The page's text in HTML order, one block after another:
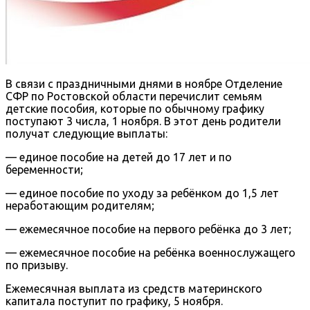
В связи с праздничными днями в ноябре Отделение
СФР по Ростовской области перечислит семьям
детские пособия, которые по обычному графику
поступают 3 числа, 1 ноября. В этот день родители
получат следующие выплаты:
— единое пособие на детей до 17 лет и по
беременности;
— единое пособие по уходу за ребёнком до 1,5 лет
неработающим родителям;
— ежемесячное пособие на первого ребёнка до 3 лет;
— ежемесячное пособие на ребёнка военнослужащего
по призыву.
Ежемесячная выплата из средств материнского
капитала поступит по графику, 5 ноября.